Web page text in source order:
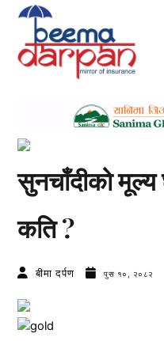
Skip
content
सुनचाँदीको मूल्य
कति ?
बीमा दर्पण पुस १०, २०८२